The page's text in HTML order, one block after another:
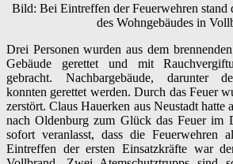
Bild: Bei Eintreffen der Feuerwehren stand
des Wohngebäudes in
Drei Personen wurden aus dem
Gebäude gerettet und mit
gebracht. Nachbargebäude, darunter
konnten gerettet werden. Durch das Feuer
zerstört. Claus Hauerken aus Neustadt hatte
nach Oldenburg zum Glück das Feuer im
sofort veranlasst, dass die Feuerwehren
Eintreffen der ersten Einsatzkräfte war